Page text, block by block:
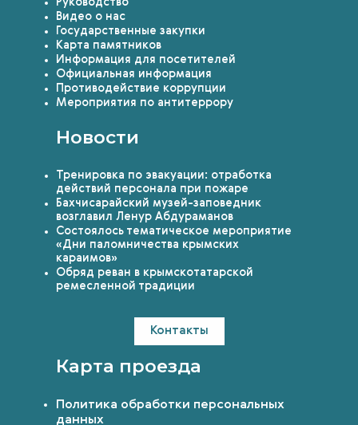
Руководство
Видео о нас
Государственные закупки
Карта памятников
Информация для посетителей
Официальная информация
Противодействие коррупции
Мероприятия по антитеррору
Новости
Тренировка по эвакуации: отработка
действий персонала при пожаре
Бахчисарайский музей-заповедник
возглавил Ленур Абдураманов
Состоялось тематическое мероприятие
«Дни паломничества крымских
караимов»
Обряд реван в крымскотатарской
ремесленной традиции
Контакты
Карта проезда
Политика обработки персональных
данных